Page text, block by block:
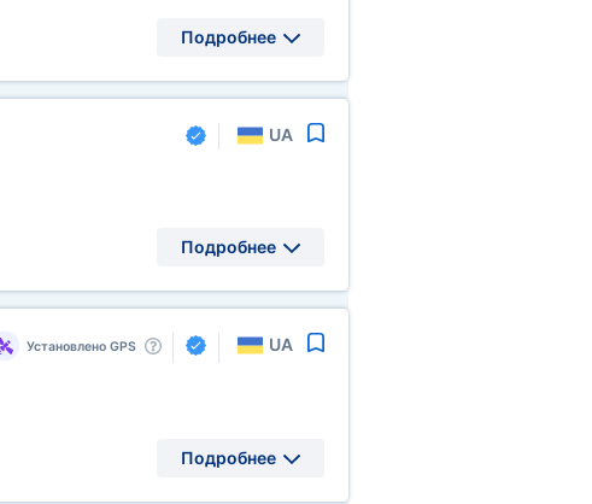
Подробнее
UA
Подробнее
Установлено GPS UA
Подробнее